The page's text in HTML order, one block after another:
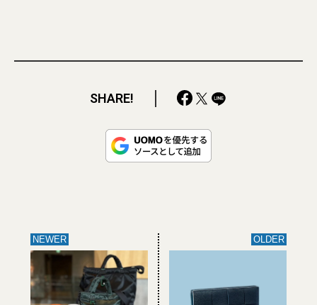
SHARE!
NEWER OLDER